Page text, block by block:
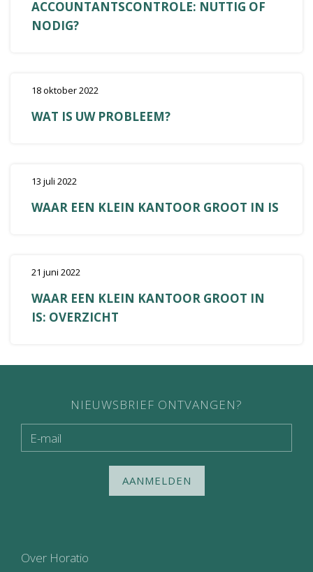
ACCOUNTANTSCONTROLE: NUTTIG OF
NODIG?
18 oktober 2022
WAT IS UW PROBLEEM?
13 juli 2022
WAAR EEN KLEIN KANTOOR GROOT IN IS
21 juni 2022
WAAR EEN KLEIN KANTOOR GROOT IN
IS: OVERZICHT
NIEUWSBRIEF ONTVANGEN?
AANMELDEN
Over Horatio